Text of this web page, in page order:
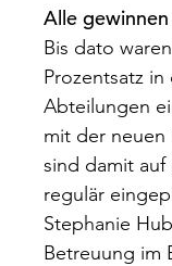
Alle gewinnen
Bis dato
Prozentsatz
Abteilungen
mit der neuen
sind damit
regulär
Stephanie
Betreuung im